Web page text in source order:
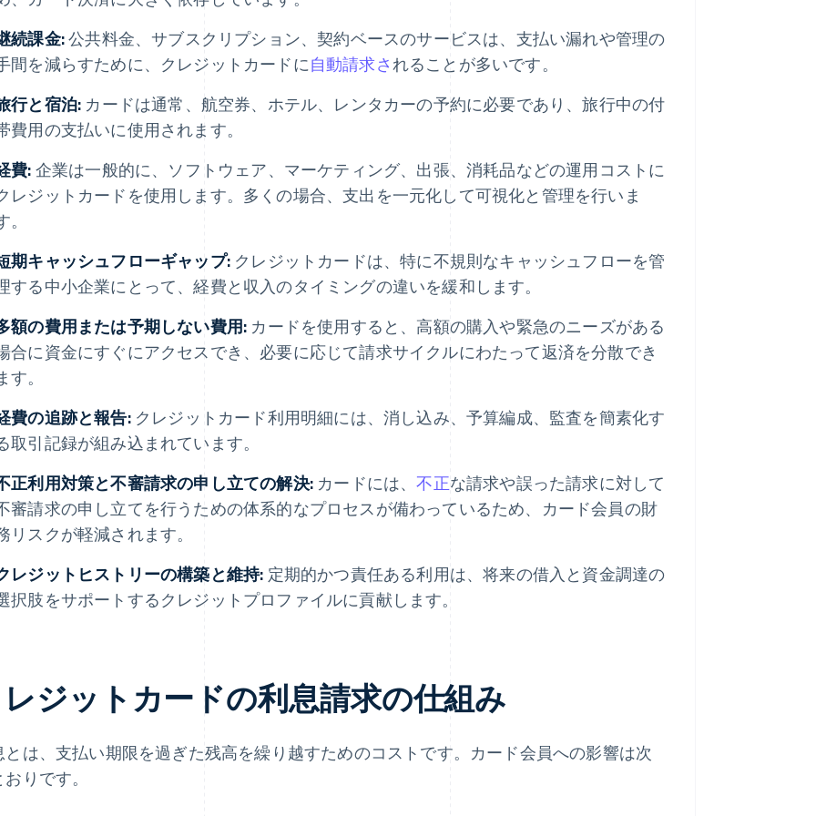
続課金:公共料金、サブスクリプション、契約ベースのサービスは、支払い漏れや管理の
間を減らすために、クレジットカードに自動請求さ れることが多いです。
行と宿泊: カードは通常、航空券、ホテル、レンタカーの予約に必要であり、旅行中の付
費用の支払いに使用されます。
費: 企業は一般的に、ソフトウェア、マーケティング、出張、消耗品などの運用コストに
レジットカードを使用します。多くの場合、支出を一元化して可視化と管理を行いま
。
期キャッシュフローギャップ: クレジットカードは、特に不規則なキャッシュフローを管
する中小企業にとって、経費と収入のタイミングの違いを緩和します。
額の費用または予期しない費用: カードを使用すると、高額の購入や緊急のニーズがある
合に資金にすぐにアクセスでき、必要に応じて請求サイクルにわたって返済を分散でき
す。
費の追跡と報告:クレジットカード利用明細には、消し込み、予算編成、監査を簡素化す
取引記録が組み込まれています。
正利用対策と不審請求の申し立ての解決: カードには、不正な請求や誤った請求に対して
審請求の申し立てを行うための体系的なプロセスが備わっているため、カード会員の財
リスクが軽減されます。
レジットヒストリーの構築と維持: 定期的かつ責任ある利用は、将来の借入と資金調達の
択肢をサポートするクレジットプロファイルに貢献します。
ジットカードの利息請求の仕組み
とは、支払い期限を過ぎた残高を繰り越すためのコストです。カード会員への影響は次
りです。